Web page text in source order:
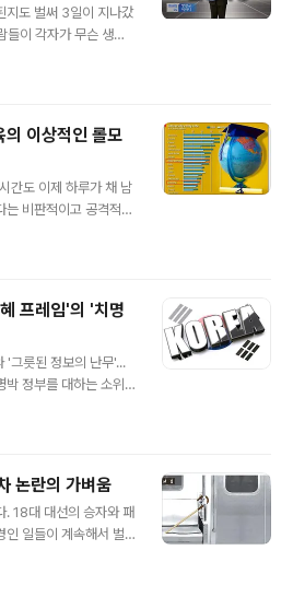
다가는 국가와 국민들
에서 몇 자 적기로 했다.
대한 일반적인 인
지도 벌써 3일이 지나갔
들이 각자가 무슨 생각
어진 시간을 어떻게 쓰
하고 허무한 시간이었
조언 및 덕담으로써
된다. 그런데, 아직도
대선에 대한 반성과
2012년으로 시작해서
사회 구성체 전체로 보
의 이상적인 롤모
간도 이제 하루가 채 남
는 비판적이고 공격적인
과와 이해를 구하고 싶
구도와 권력을 재편하
침체나 한국 사회가 내
적인 이슈들이 단순하
름으로 포장된 선입견과
고 자부하는 이들의 허
프레임'의 '치명
'그릇된 정보의 난무'...
정부를 대하는 소위
위기나 유로존 위기와
든 시대적 역사적 세계
고 한시적이며 특정
마김했다는 것은 국민들
불행이라고 할 수 있겠
논란의 가벼움
. 18대 대선의 승자와 패
인 일들이 계속해서 벌